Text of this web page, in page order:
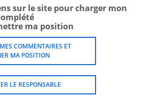
sur le site pour charger mon
ma position
COMMENTAIRES ET
MA POSITION
LE RESPONSABLE